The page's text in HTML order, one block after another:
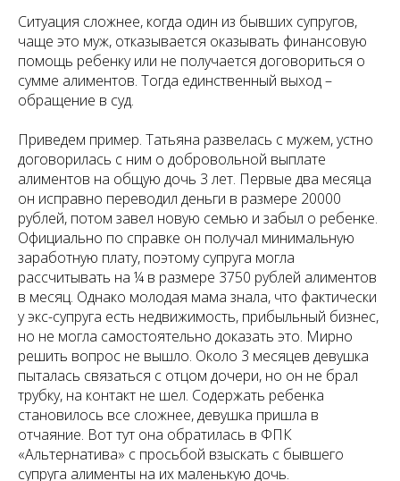
Ситуация сложнее, когда один из бывших супругов,
чаще это муж, отказывается оказывать финансовую
помощь ребенку или не получается договориться о
сумме алиментов. Тогда единственный выход –
обращение в суд.
Приведем пример. Татьяна развелась с мужем, устно
договорилась с ним о добровольной выплате
алиментов на общую дочь 3 лет. Первые два месяца
он исправно переводил деньги в размере 20000
рублей, потом завел новую семью и забыл о ребенке.
Официально по справке он получал минимальную
заработную плату, поэтому супруга могла
рассчитывать на ¼ в размере 3750 рублей алиментов
в месяц. Однако молодая мама знала, что фактически
у экс-супруга есть недвижимость, прибыльный бизнес,
но не могла самостоятельно доказать это. Мирно
решить вопрос не вышло. Около 3 месяцев девушка
пыталась связаться с отцом дочери, но он не брал
трубку, на контакт не шел. Содержать ребенка
становилось все сложнее, девушка пришла в
отчаяние. Вот тут она обратилась в ФПК
«Альтернатива» с просьбой взыскать с бывшего
супруга алименты на их маленькую дочь.